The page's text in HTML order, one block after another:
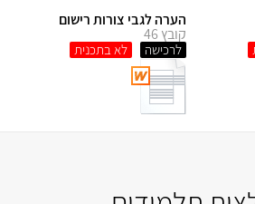
הערה לגבי צורות רישום
קובץ 46
לרכישה